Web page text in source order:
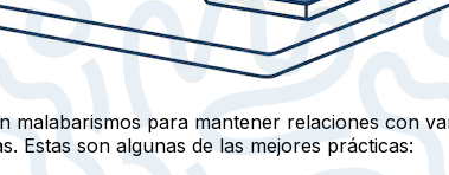
malabarismos para mantener relaciones con
Estas son algunas de las mejores prácticas: